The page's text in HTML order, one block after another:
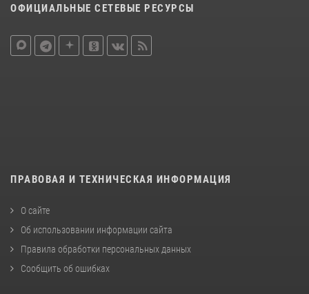
ОФИЦИАЛЬНЫЕ СЕТЕВЫЕ РЕСУРСЫ
ПРАВОВАЯ И ТЕХНИЧЕСКАЯ ИНФОРМАЦИЯ
О сайте
Об использовании информации сайта
Правила обработки персональных данных
Сообщить об ошибках